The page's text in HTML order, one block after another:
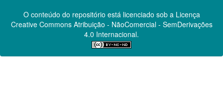
O conteúdo do repositório está licenciado sob a Licença
Creative CommonsAtribuição - NãoComercial - SemDerivações
4.0 Internacional.